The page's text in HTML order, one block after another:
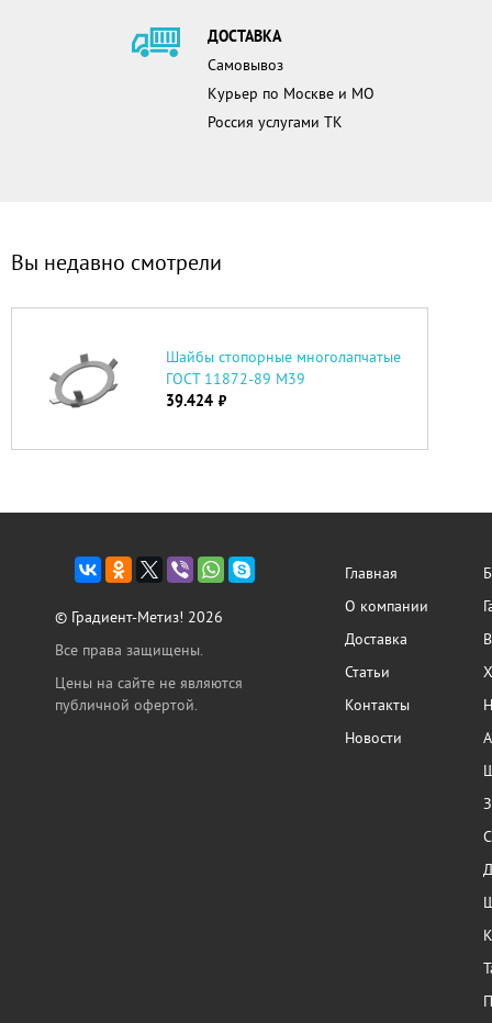
ДОСТАВКА
Самовывоз
Курьер по Москве и МО
Россия услугами ТК
Вы недавно смотрели
Шайбы cтопорные многолапчатые
ГОСТ 11872-89 М39
39.424 руб.
© Градиент-Метиз! 2026
Все права защищены.
Цены на сайте не являются
публичной офертой.
Главная
О компании
Доставка
Статьи
Контакты
Новости